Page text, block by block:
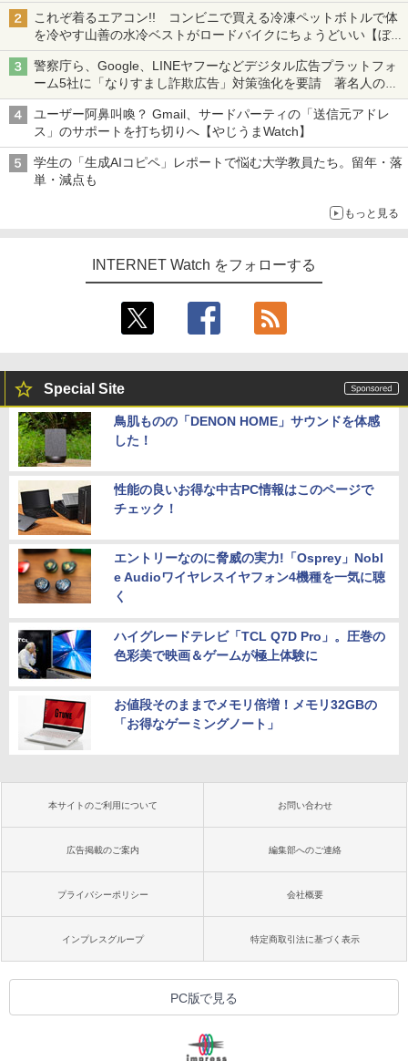
も、持ち替えずに書き込める
これぞ着るエアコン!! コンビニで買える冷凍ペットボトルで体
を冷やす山善の水冷ベストがロードバイクにちょうどいい【ぼっ
ち・ざ・ろーど！その14】【空いた時間でなにしてる？】
警察庁ら、Google、LINEヤフーなどデジタル広告プラットフォ
ーム5社に「なりすまし詐欺広告」対策強化を要請 著名人の写
真や映像を使った投資詐欺などへの対策として
ユーザー阿鼻叫喚？ Gmail、サードパーティの「送信元アドレ
ス」のサポートを打ち切りへ【やじうまWatch】
学生の「生成AIコピペ」レポートで悩む大学教員たち。留年・落
単・減点も
もっと見る
INTERNET Watch をフォローする
Special Site
鳥肌ものの「DENON HOME」サウンドを体感
した！
性能の良いお得な中古PC情報はこのページで
チェック！
エントリーなのに脅威の実力!「Osprey」Nobl
e Audioワイヤレスイヤフォン4機種を一気に聴
く
ハイグレードテレビ「TCL Q7D Pro」。圧巻の
色彩美で映画＆ゲームが極上体験に
お値段そのままでメモリ倍増！メモリ32GBの
「お得なゲーミングノート」
本サイトのご利用について お問い合わせ
広告掲載のご案内 編集部へのご連絡
プライバシーポリシー 会社概要
インプレスグループ 特定商取引法に基づく表示
PC版で見る